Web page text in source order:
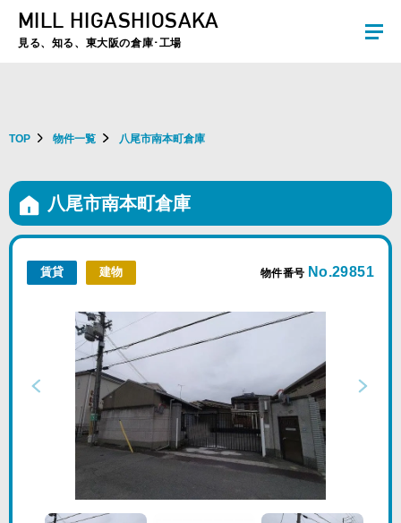
夏季休暇のお知らせ：2026年8月8日(土)～8月16日(日)まで休業とさせていた
MILL HIGASHIOSAKA
見る、知る、東大阪の倉庫･工場
TOP 物件一覧 八尾市南本町倉庫
八尾市南本町倉庫
賃貸 建物 物件番号 No.29851